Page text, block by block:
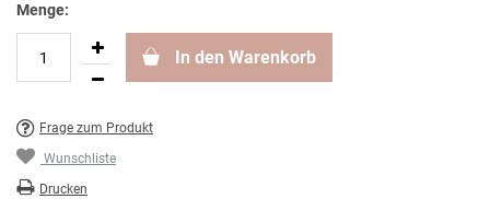
Menge:
In den Warenkorb
Frage zum Produkt
Wunschliste
Drucken